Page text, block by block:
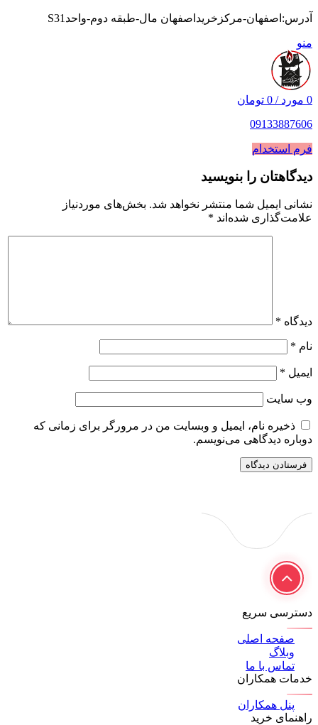
آدرس:اصفهان-مرکزخریداصفهان مال-طبقه دوم-واحدS31
منو
0 مورد /
0 تومان
09133887606
فرم استخدام
دیدگاهتان را بنویسید
نشانی ایمیل شما منتشر نخواهد شد. بخش‌های موردنیاز
علامت‌گذاری شده‌اند *
دیدگاه *
نام *
ایمیل *
وب‌ سایت
ذخیره نام، ایمیل و وبسایت من در مرورگر برای زمانی که
دوباره دیدگاهی می‌نویسم.
دسترسی سریع
صفحه اصلی
وبلاگ
تماس با ما
خدمات همکاران
پنل همکاران
راهنمای خرید